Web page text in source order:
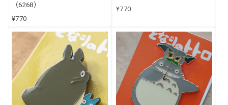
（6268）
¥770
¥770